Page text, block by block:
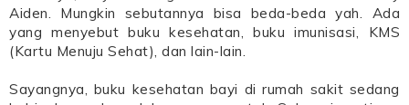
Aiden. Mungkin sebutannya bisa beda-beda yah. Ada
yang menyebut buku kesehatan, buku imunisasi, KMS
(Kartu Menuju Sehat), dan lain-lain.
Sayangnya, buku kesehatan bayi di rumah sakit sedang